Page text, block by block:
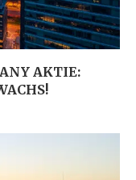
AKTIE: